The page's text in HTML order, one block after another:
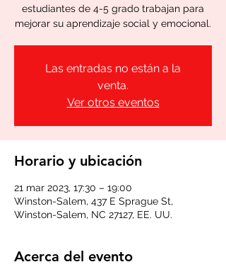
estudiantes de 4-5 grado trabajan para
mejorar su aprendizaje social y emocional.
Las entradas no están a la
venta.
Ver otros eventos
Horario y ubicación
21 mar 2023, 17:30 – 19:00
Winston-Salem, 437 E Sprague St,
Winston-Salem, NC 27127, EE. UU.
Acerca del evento